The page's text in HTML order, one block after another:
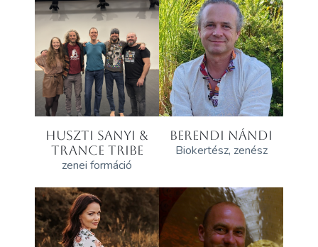
HUSZTI SANYI &
TRANCE TRIBE
zenei formáció
BERENDI NÁNDI
Biokertész, zenész